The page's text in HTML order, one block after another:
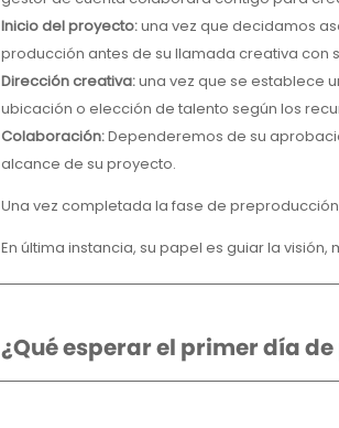
Inicio del proyecto:una vez que decidamos
producción antes de su llamada creativa con
Dirección creativa:una vez que se establece
ubicación o elección de talento según los
Colaboración:Dependeremos de su
alcance de su proyecto.
Una vez completada la fase de
En última instancia, su papel es guiar la
¿Qué esperar el primer día